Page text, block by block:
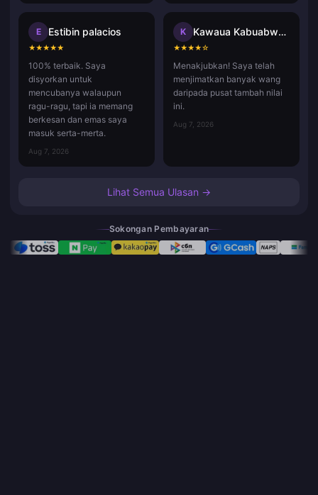
E Estibin palacios
★★★★★
100% terbaik. Saya
disyorkan untuk
mencubanya walaupun
ragu-ragu, tapi ia memang
berkesan dan emas saya
masuk serta-merta.
Aug 7, 2026
K Kawaua Kabuabwai Taatua
★★★★☆
Menakjubkan! Saya telah
menjimatkan banyak wang
daripada pusat tambah nilai
ini.
Aug 7, 2026
Lihat Semua Ulasan →
Sokongan Pembayaran